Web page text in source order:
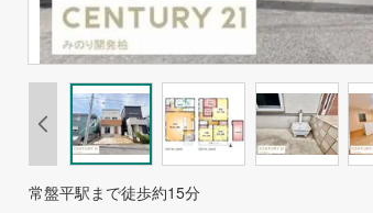
常盤平駅まで徒歩約15分